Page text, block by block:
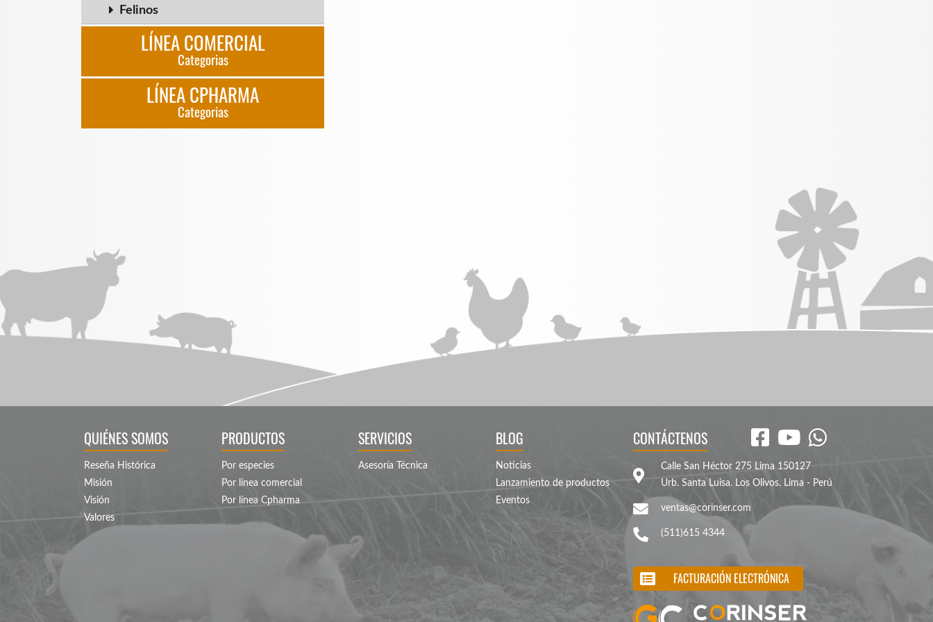
Felinos
LÍNEA COMERCIAL
Categorias
LÍNEA CPHARMA
Categorias
QUIÉNES SOMOS
Reseña Histórica
Misión
Visión
Valores
PRODUCTOS
Por especies
Por línea comercial
Por línea Cpharma
SERVICIOS
Asesoría Técnica
BLOG
Noticias
Lanzamiento de productos
Eventos
CONTÁCTENOS
Calle San Héctor 275 Lima 150127
Urb. Santa Luisa. Los Olivos. Lima - Perú
ventas@corinser.com
(511)615 4344
FACTURACIÓN ELECTRÓNICA